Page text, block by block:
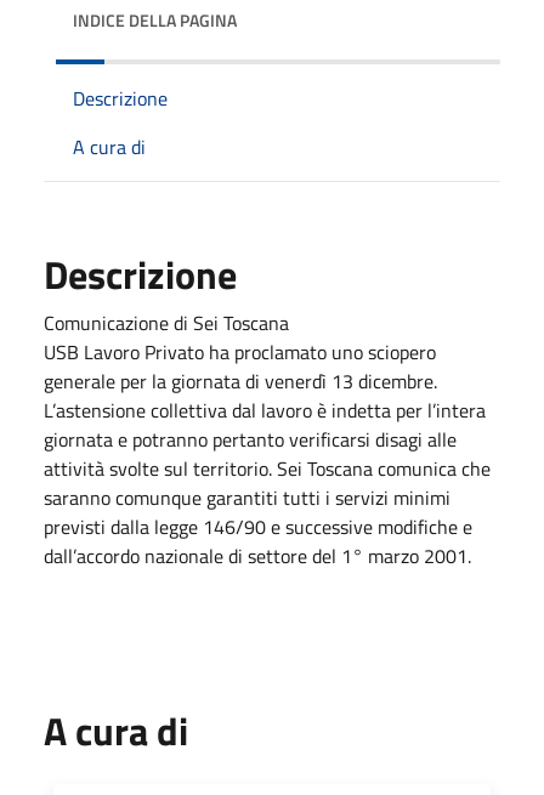
INDICE DELLA PAGINA
Descrizione
A cura di
Descrizione
Comunicazione di Sei Toscana
USB Lavoro Privato ha proclamato uno sciopero
generale per la giornata di venerdì 13 dicembre.
L’astensione collettiva dal lavoro è indetta per l’intera
giornata e potranno pertanto verificarsi disagi alle
attività svolte sul territorio. Sei Toscana comunica che
saranno comunque garantiti tutti i servizi minimi
previsti dalla legge 146/90 e successive modifiche e
dall’accordo nazionale di settore del 1° marzo 2001.
A cura di